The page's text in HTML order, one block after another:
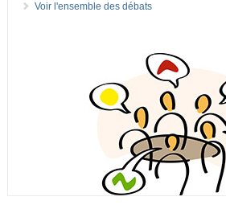
Voir l'ensemble des débats